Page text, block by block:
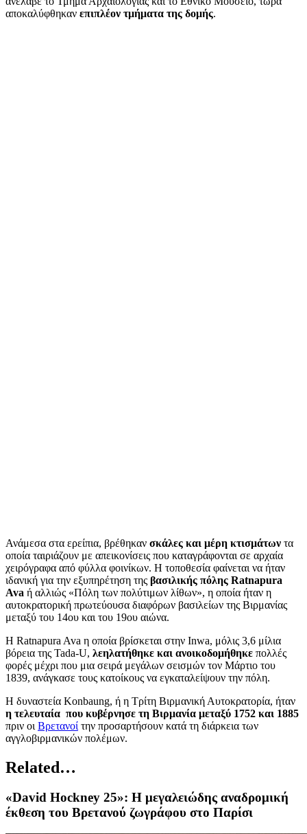
αποκαλύφθηκαν επιπλέον τμήματα της δομής.
Ανάμεσα στα ερείπια, βρέθηκαν σκάλες και μέρη κτισμάτων τα
οποία ταιριάζουν με απεικονίσεις που καταγράφονται σε αρχαία
χειρόγραφα από φύλλα φοινίκων. Η τοποθεσία φαίνεται να ήταν
ιδανική για την εξυπηρέτηση της βασιλικής πόλης Ratnapura
Ava ή αλλιώς «Πόλη των πολύτιμων λίθων», η οποία ήταν η
αυτοκρατορική πρωτεύουσα διαφόρων βασιλείων της Βιρμανίας
μεταξύ του 14ου και του 19ου αιώνα.
Η Ratnapura Ava η οποία βρίσκεται στην Inwa, μόλις 3,6 μίλια
βόρεια της Tada-U, λεηλατήθηκε και ανοικοδομήθηκε πολλές
φορές μέχρι που μια σειρά μεγάλων σεισμών τον Μάρτιο του
1839, ανάγκασε τους κατοίκους να εγκαταλείψουν την πόλη.
Η δυναστεία Konbaung, ή η Τρίτη Βιρμανική Αυτοκρατορία, ήταν
η τελευταία που κυβέρνησε τη Βιρμανία μεταξύ 1752 και 1885
πριν οι Βρετανοί την προσαρτήσουν κατά τη διάρκεια των
αγγλοβιρμανικών πολέμων.
Related…
«David Hockney 25»: Η μεγαλειώδης αναδρομική
έκθεση του Βρετανού ζωγράφου στο Παρίσι